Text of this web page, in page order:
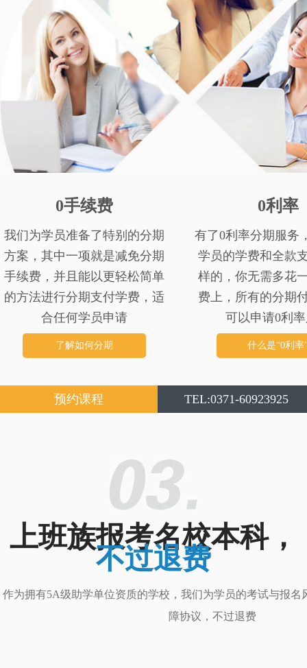
0手续费
我们为学员准备了特别的分期
方案，其中一项就是减免分期
手续费，并且能以更轻松简单
的方法进行分期支付学费，适
合任何学员申请
了解如何分期
0利率
有了0利率分期服务
学员的学费和全款
样的，你无需多花
费上，所有的分期
可以申请0利
什么是“0利率
预约课程 TEL:0371-60923925
上班族报考名校本科，
不过退费
作为拥有5A级助学单位资质的学校，我们为学员的考试与报名
障协议，不过退费